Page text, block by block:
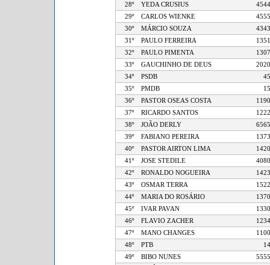
28º
YEDA CRUSIUS
29º
CARLOS WIENKE
30º
MÁRCIO SOUZA
31º
PAULO FERREIRA
32º
PAULO PIMENTA
33º
GAUCHINHO DE DEUS
34º
PSDB
35º
PMDB
36º
PASTOR OSEAS COSTA
37º
RICARDO SANTOS
38º
JOÃO DERLY
39º
FABIANO PEREIRA
40º
PASTOR AIRTON LIMA
41º
JOSE STEDILE
42º
RONALDO NOGUEIRA
43º
OSMAR TERRA
44º
MARIA DO ROSÁRIO
45º
IVAR PAVAN
46º
FLAVIO ZACHER
47º
MANO CHANGES
48º
PTB
49º
BIBO NUNES